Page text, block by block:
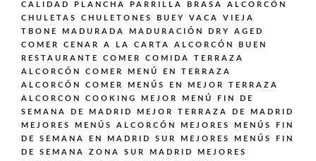
CALIDAD PLANCHA PARRILLA BRASA ALCORCÓN
CHULETAS CHULETONES BUEY VACA VIEJA
TBONE MADURADA MADURACIÓN DRY AGED
COMER CENAR A LA CARTA ALCORCÓN BUEN
RESTAURANTE
COMER COMIDA TERRAZA
ALCORCÓN
COMER MENÚ EN TERRAZA
ALCORCÓN
COMER MENÚS EN MEJOR TERRAZA
ALCORCON
COOKING
MEJOR MENÚ FIN DE
SEMANA DE MADRID
MEJOR TERRAZA DE MADRID
MEJORES MENÚS ALCORCÓN
MEJORES MENÚS FIN
DE SEMANA EN MADRID SUR
MEJORES MENÚS FIN
DE SEMANA ZONA SUR MADRID
MEJORES